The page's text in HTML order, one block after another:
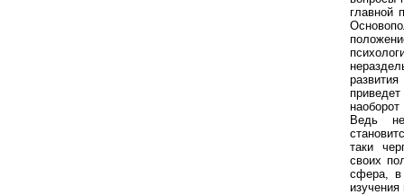
главной
Ведь
таки
своих
сфера, в